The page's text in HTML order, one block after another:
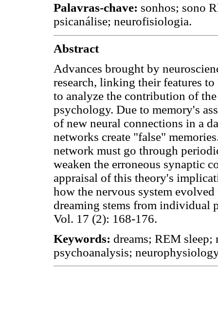
Palavras-chave: sonhos; sono
psicanálise; neurofisiologia.
Abstract
Advances brought by
research, linking their features
to analyze the contribution of
psychology. Due to memory's
of new neural connections in a
networks create "false"
network must go through
weaken the erroneous synaptic
appraisal of this theory's
how the nervous system
dreaming stems from individual
Vol. 17 (2): 168-176.
Keywords: dreams; REM
psychoanalysis;